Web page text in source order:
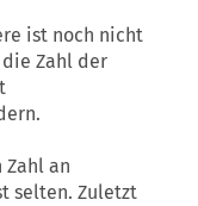
ist noch nicht
Zahl der
an
selten. Zuletzt